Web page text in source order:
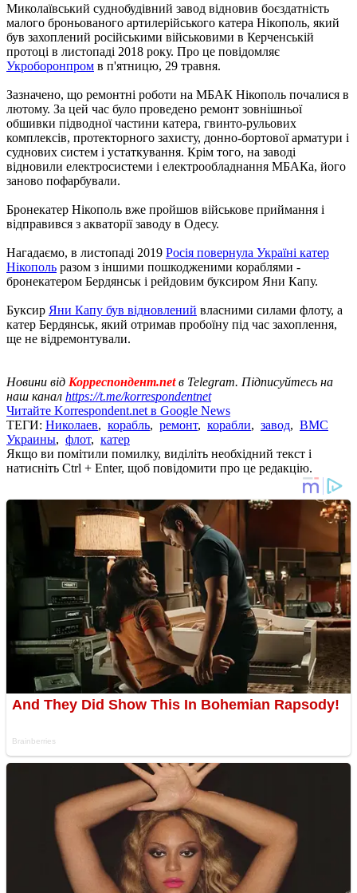
Миколаївський суднобудівний завод відновив боєздатність
малого броньованого артилерійського катера Нікополь, який
був захоплений російськими військовими в Керченській
протоці в листопаді 2018 року. Про це повідомляє
Укроборонпром в п'ятницю, 29 травня.
Зазначено, що ремонтні роботи на МБАК Нікополь почалися в
лютому. За цей час було проведено ремонт зовнішньої
обшивки підводної частини катера, гвинто-рульових
комплексів, протекторного захисту, донно-бортової арматури і
суднових систем і устаткування. Крім того, на заводі
відновили електросистеми і електрообладнання МБАКа, його
заново пофарбували.
Бронекатер Нікополь вже пройшов військове приймання і
відправився з акваторії заводу в Одесу.
Нагадаємо, в листопаді 2019 Росія повернула Україні катер
Нікополь разом з іншими пошкодженими кораблями -
бронекатером Бердянськ і рейдовим буксиром Яни Капу.
Буксир Яни Капу був відновлений власними силами флоту, а
катер Бердянськ, який отримав пробоїну під час захоплення,
ще не відремонтували.
Новини від Корреспондент.netв Telegram. Підписуйтесь на
наш канал https://t.me/korrespondentnet
Читайте Korrespondent.net в Google News
ТЕГИ: Николаев, корабль, ремонт, корабли, завод, ВМС
Украины, флот, катер
Якщо ви помітили помилку, виділіть необхідний текст і
натисніть Ctrl + Enter, щоб повідомити про це редакцію.